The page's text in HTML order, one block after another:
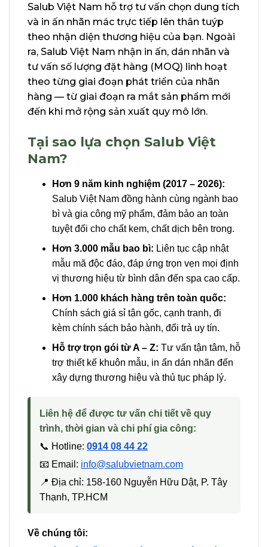
Salub Việt Nam hỗ trợ tư vấn chọn dung tích
và in ấn nhãn mác trực tiếp lên thân tuýp
theo nhận diện thương hiệu của bạn. Ngoài
ra, Salub Việt Nam nhận in ấn, dán nhãn và
tư vấn số lượng đặt hàng (MOQ) linh hoạt
theo từng giai đoạn phát triển của nhãn
hàng — từ giai đoạn ra mắt sản phẩm mới
đến khi mở rộng sản xuất quy mô lớn.
Tại sao lựa chọn Salub Việt
Nam?
Hơn 9 năm kinh nghiệm (2017 – 2026):
Salub Việt Nam đồng hành cùng ngành bao
bì và gia công mỹ phẩm, đảm bảo an toàn
tuyệt đối cho chất kem, chất dịch bên trong.
Hơn 3.000 mẫu bao bì: Liên tục cập nhật
mẫu mã độc đáo, đáp ứng trọn vẹn mọi định
vị thương hiệu từ bình dân đến spa cao cấp.
Hơn 1.000 khách hàng trên toàn quốc:
Chính sách giá sỉ tận gốc, cạnh tranh, đi
kèm chính sách bảo hành, đổi trả uy tín.
Hỗ trợ trọn gói từ A – Z: Tư vấn tận tâm, hỗ
trợ thiết kế khuôn mẫu, in ấn dán nhãn đến
xây dựng thương hiệu và thủ tục pháp lý.
Liên hệ để được tư vấn chi tiết về quy
trình, thời gian và chi phí gia công:
📞 Hotline: 0914 08 44 22
📧 Email: info@salubvietnam.com
📍 Địa chỉ: 158-160 Nguyễn Hữu Dật, P. Tây
Thạnh, TP.HCM
Về chúng tôi: